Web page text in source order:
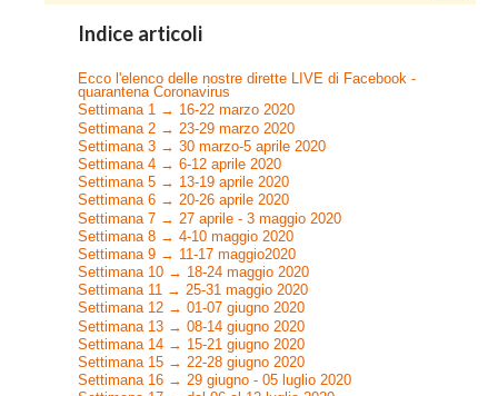
Indice articoli
Ecco l'elenco delle nostre dirette LIVE di Facebook -
quarantena Coronavirus
Settimana 1 → 16-22 marzo 2020
Settimana 2 → 23-29 marzo 2020
Settimana 3 → 30 marzo-5 aprile 2020
Settimana 4 → 6-12 aprile 2020
Settimana 5 → 13-19 aprile 2020
Settimana 6 → 20-26 aprile 2020
Settimana 7 → 27 aprile - 3 maggio 2020
Settimana 8 → 4-10 maggio 2020
Settimana 9 → 11-17 maggio2020
Settimana 10 → 18-24 maggio 2020
Settimana 11 → 25-31 maggio 2020
Settimana 12 → 01-07 giugno 2020
Settimana 13 → 08-14 giugno 2020
Settimana 14 → 15-21 giugno 2020
Settimana 15 → 22-28 giugno 2020
Settimana 16 → 29 giugno - 05 luglio 2020